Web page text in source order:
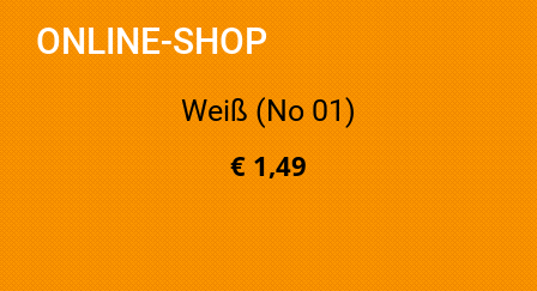
ONLINE-SHOP
Weiß (No 01)
€ 1,49